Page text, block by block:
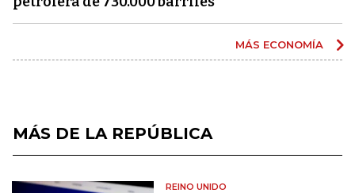
MÁS ECONOMÍA
MÁS DE LA REPÚBLICA
REINO UNIDO